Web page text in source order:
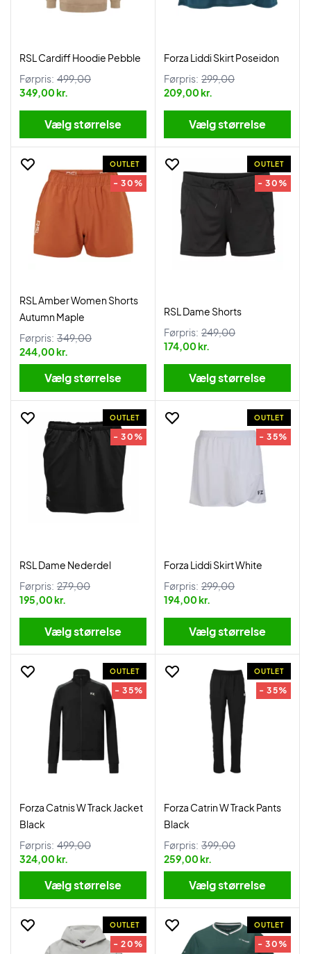
RSL Cardiff Hoodie Pebble
Førpris: 499,00
349,00 kr.
Vælg størrelse
Forza Liddi Skirt Poseidon
Førpris: 299,00
209,00 kr.
Vælg størrelse
OUTLET
- 30%
RSL Amber Women Shorts
Autumn Maple
Førpris: 349,00
244,00 kr.
Vælg størrelse
OUTLET
- 30%
RSL Dame Shorts
Førpris: 249,00
174,00 kr.
Vælg størrelse
OUTLET
- 30%
RSL Dame Nederdel
Førpris: 279,00
195,00 kr.
Vælg størrelse
OUTLET
- 35%
Forza Liddi Skirt White
Førpris: 299,00
194,00 kr.
Vælg størrelse
OUTLET
- 35%
Forza Catnis W Track Jacket
Black
Førpris: 499,00
324,00 kr.
Vælg størrelse
OUTLET
- 35%
Forza Catrin W Track Pants
Black
Førpris: 399,00
259,00 kr.
Vælg størrelse
OUTLET
- 20%
OUTLET
- 30%